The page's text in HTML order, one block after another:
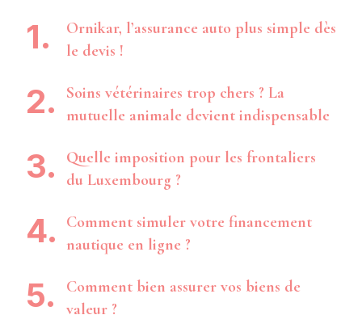
Ornikar, l’assurance auto plus simple dès
le devis !
Soins vétérinaires trop chers ? La
mutuelle animale devient indispensable
Quelle imposition pour les frontaliers
du Luxembourg ?
Comment simuler votre financement
nautique en ligne ?
Comment bien assurer vos biens de
valeur ?